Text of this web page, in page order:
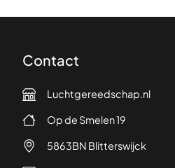
Contact
Luchtgereedschap.nl
Op de Smelen 19
5863BN Blitterswijck